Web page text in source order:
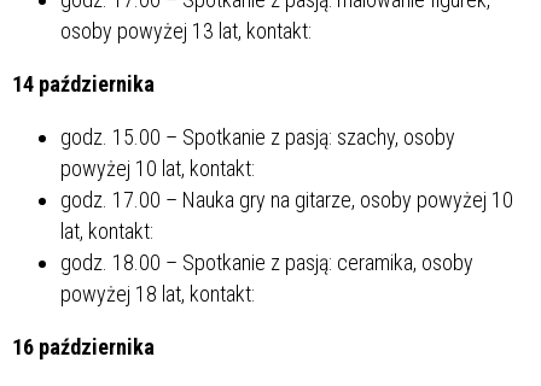
osoby powyżej 13 lat, kontakt:
14 października
godz. 15.00 – Spotkanie z pasją: szachy, osoby
powyżej 10 lat, kontakt:
godz. 17.00 – Nauka gry na gitarze, osoby powyżej 10
lat, kontakt:
godz. 18.00 – Spotkanie z pasją: ceramika, osoby
powyżej 18 lat, kontakt:
16 października